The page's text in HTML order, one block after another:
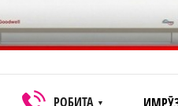
РОБИТА ▼